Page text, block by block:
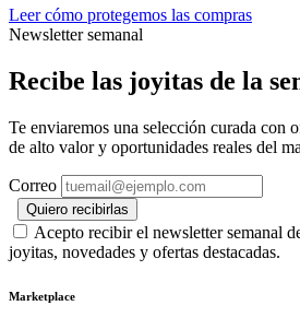
Leer cómo protegemos las compras
Newsletter semanal
Recibe las joyitas de la
Te enviaremos una selección curada con
de alto valor y oportunidades reales del
Correo
Quiero recibirlas
Acepto recibir el newsletter semanal
joyitas, novedades y ofertas destacadas.
Marketplace